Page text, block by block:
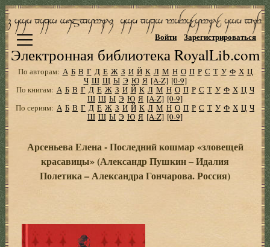
Электронная библиотека RoyalLib.com
Войти Зарегистрироваться
По авторам: А Б В Г Д Е Ж З И Й К Л М Н О П Р С Т У Ф Х Ц
Ч Ш Щ Ы Э Ю Я [A-Z] [0-9]
По книгам: А Б В Г Д Е Ж З И Й К Л М Н О П Р С Т У Ф Х Ц Ч
Ш Щ Ы Э Ю Я [A-Z] [0-9]
По сериям: А Б В Г Д Е Ж З И Й К Л М Н О П Р С Т У Ф Х Ц Ч
Ш Щ Ы Э Ю Я [A-Z] [0-9]
Арсеньева Елена - Последний кошмар «зловещей
красавицы» (Александр Пушкин – Идалия
Полетика – Александра Гончарова. Россия)